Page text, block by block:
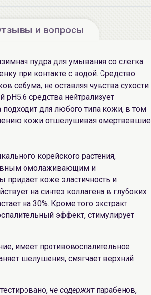
и вопросы
пудра для умывания со слегка
при контакте с водой. Средство
себума, не оставляя чувства сухости
pH5.6 средства нейтрализует
для любого типа кожи, в том
кожи отшелушивая омертвевшие
корейского растения,
омолаживающим и
коже эластичность и
на синтез коллагена в глубоких
на 30%. Кроме того экстракт
эффект, стимулирует
имеет противовоспалительное
шелушения, смягчает верхний
не содержит парабенов,